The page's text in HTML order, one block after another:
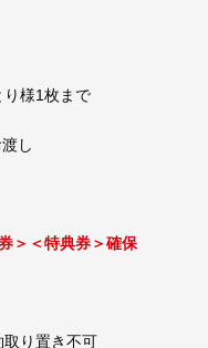
様1枚まで
し
＞＜特典券＞確保
取り置き不可